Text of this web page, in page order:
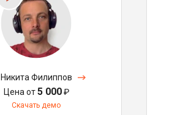
Никита Филиппов
Цена от5 000₽
Скачать демо